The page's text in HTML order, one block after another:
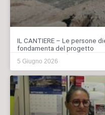
IL CANTIERE – Le persone
fondamenta del progetto
5 Giugno 2026